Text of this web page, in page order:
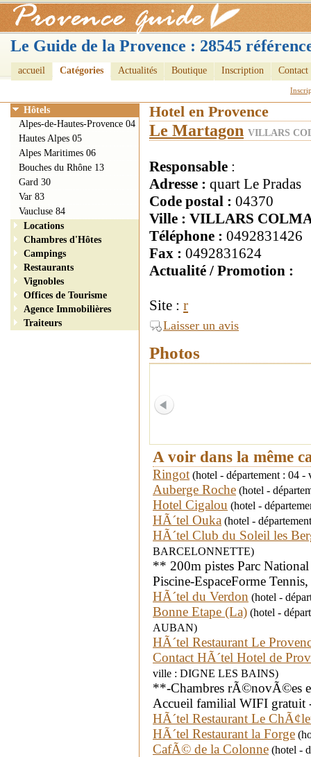
Le Guide de la Provence : 28545
accueil Catégories Actualités Boutique Inscription Contact
Hotel en Provence
Le Martagon VILLARS
Responsable :
Adresse : quart Le Pradas
Code postal : 04370
Ville : VILLARS
Téléphone : 0492831426
Fax : 0492831624
Actualité / Promotion :
Site : r
Laisser un avis
Photos
A voir dans la même
Ringot (hotel - département : 04
Auberge Roche (hotel -
Hotel Cigalou (hotel -
HÃ´tel Ouka (hotel -
HÃ´tel Club du Soleil les
BARCELONNETTE)
** 200m pistes Parc
Piscine-EspaceForme
HÃ´tel du Verdon (hotel -
Bonne Etape (La) (hotel -
AUBAN)
HÃ´tel Restaurant Le
Contact HÃ´tel Hotel de
ville : DIGNE LES BAINS)
**-Chambres rÃ©novÃ©es
Accueil familial WIFI gratuit
HÃ´tel Restaurant Le
HÃ´tel Restaurant la Forge
CafÃ© de la Colonne (hotel -
Hôtels
Alpes-de-Hautes-Provence 04
Hautes Alpes 05
Alpes Maritimes 06
Bouches du Rhône 13
Gard 30
Var 83
Vaucluse 84
Locations
Chambres d'Hôtes
Campings
Restaurants
Vignobles
Offices de Tourisme
Agence Immobilières
Traiteurs